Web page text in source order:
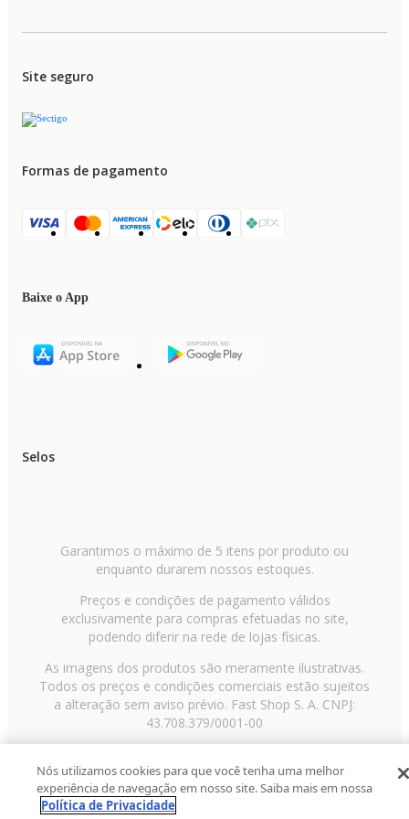
Site seguro
Formas de pagamento
Baixe o App
Selos
Garantimos o máximo de 5 itens por produto ou
enquanto durarem nossos estoques.
Preços e condições de pagamento válidos
exclusivamente para compras efetuadas no site,
podendo diferir na rede de lojas físicas.
As imagens dos produtos são meramente ilustrativas.
Todos os preços e condições comerciais estão sujeitos
a alteração sem aviso prévio. Fast Shop S. A. CNPJ:
43.708.379/0001-00
Paulo/SP, CEP 02029-001, Telefone: 11 3003-3728 ©
2013 Fast Shop - Todos os direitos reservadosRF
Nós utilizamos cookies para que você tenha uma melhor
experiência de navegação em nosso site. Saiba mais em nossa
Política de Privacidade